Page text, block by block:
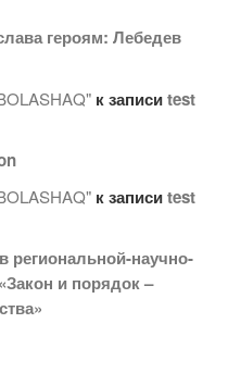
героям: Лебедев
к записиtest
к записиtest
региональной-научно-
и порядок –